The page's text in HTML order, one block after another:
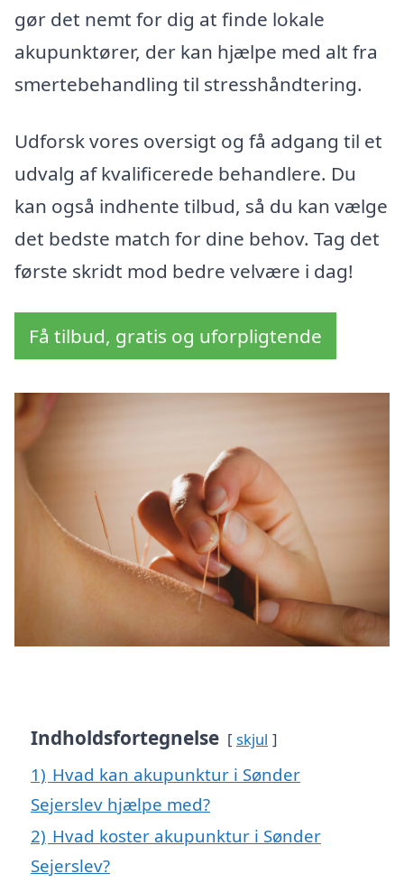
gør det nemt for dig at finde lokale
akupunktører, der kan hjælpe med alt fra
smertebehandling til stresshåndtering.
Udforsk vores oversigt og få adgang til et
udvalg af kvalificerede behandlere. Du
kan også indhente tilbud, så du kan vælge
det bedste match for dine behov. Tag det
første skridt mod bedre velvære i dag!
Få tilbud, gratis og uforpligtende
Indholdsfortegnelse skjul
1) Hvad kan akupunktur i Sønder
Sejerslev hjælpe med?
2) Hvad koster akupunktur i Sønder
Sejerslev?